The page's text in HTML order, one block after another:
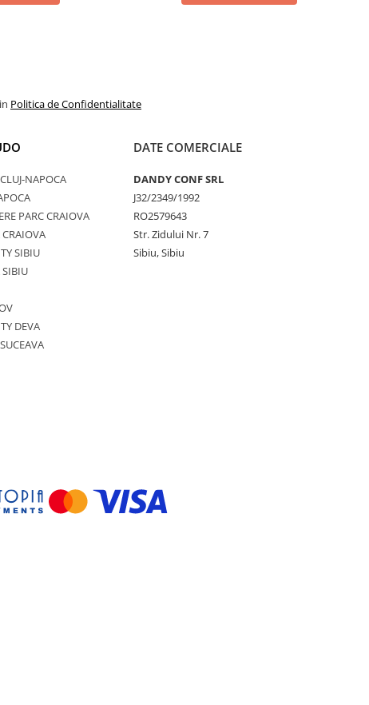
Politica de Confidentialitate
NAPOCA
PARC CRAIOVA
SIBIU
SIBIU
DEVA
DATE COMERCIALE
DANDY CONF SRL
J32/2349/1992
RO2579643
Str. Zidului Nr. 7
Sibiu, Sibiu